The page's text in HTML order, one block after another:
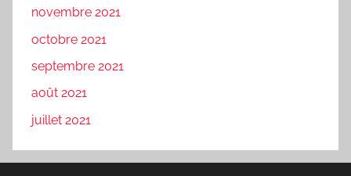
novembre 2021
octobre 2021
septembre 2021
août 2021
juillet 2021